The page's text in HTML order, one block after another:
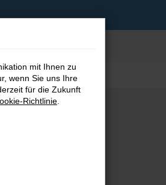
mit Ihnen zu
wenn Sie uns Ihre
für die Zukunft
Richtlinie